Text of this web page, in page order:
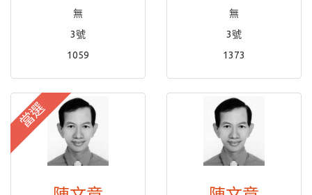
無
3號
1059
無
3號
1373
當選